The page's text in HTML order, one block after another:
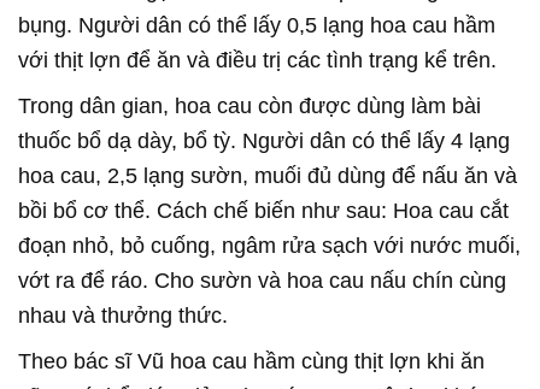
bụng. Người dân có thể lấy 0,5 lạng hoa cau hầm
với thịt lợn để ăn và điều trị các tình trạng kể trên.
Trong dân gian, hoa cau còn được dùng làm bài
thuốc bổ dạ dày, bổ tỳ. Người dân có thể lấy 4 lạng
hoa cau, 2,5 lạng sườn, muối đủ dùng để nấu ăn và
bồi bổ cơ thể. Cách chế biến như sau: Hoa cau cắt
đoạn nhỏ, bỏ cuống, ngâm rửa sạch với nước muối,
vớt ra để ráo. Cho sườn và hoa cau nấu chín cùng
nhau và thưởng thức.
Theo bác sĩ Vũ hoa cau hầm cùng thịt lợn khi ăn